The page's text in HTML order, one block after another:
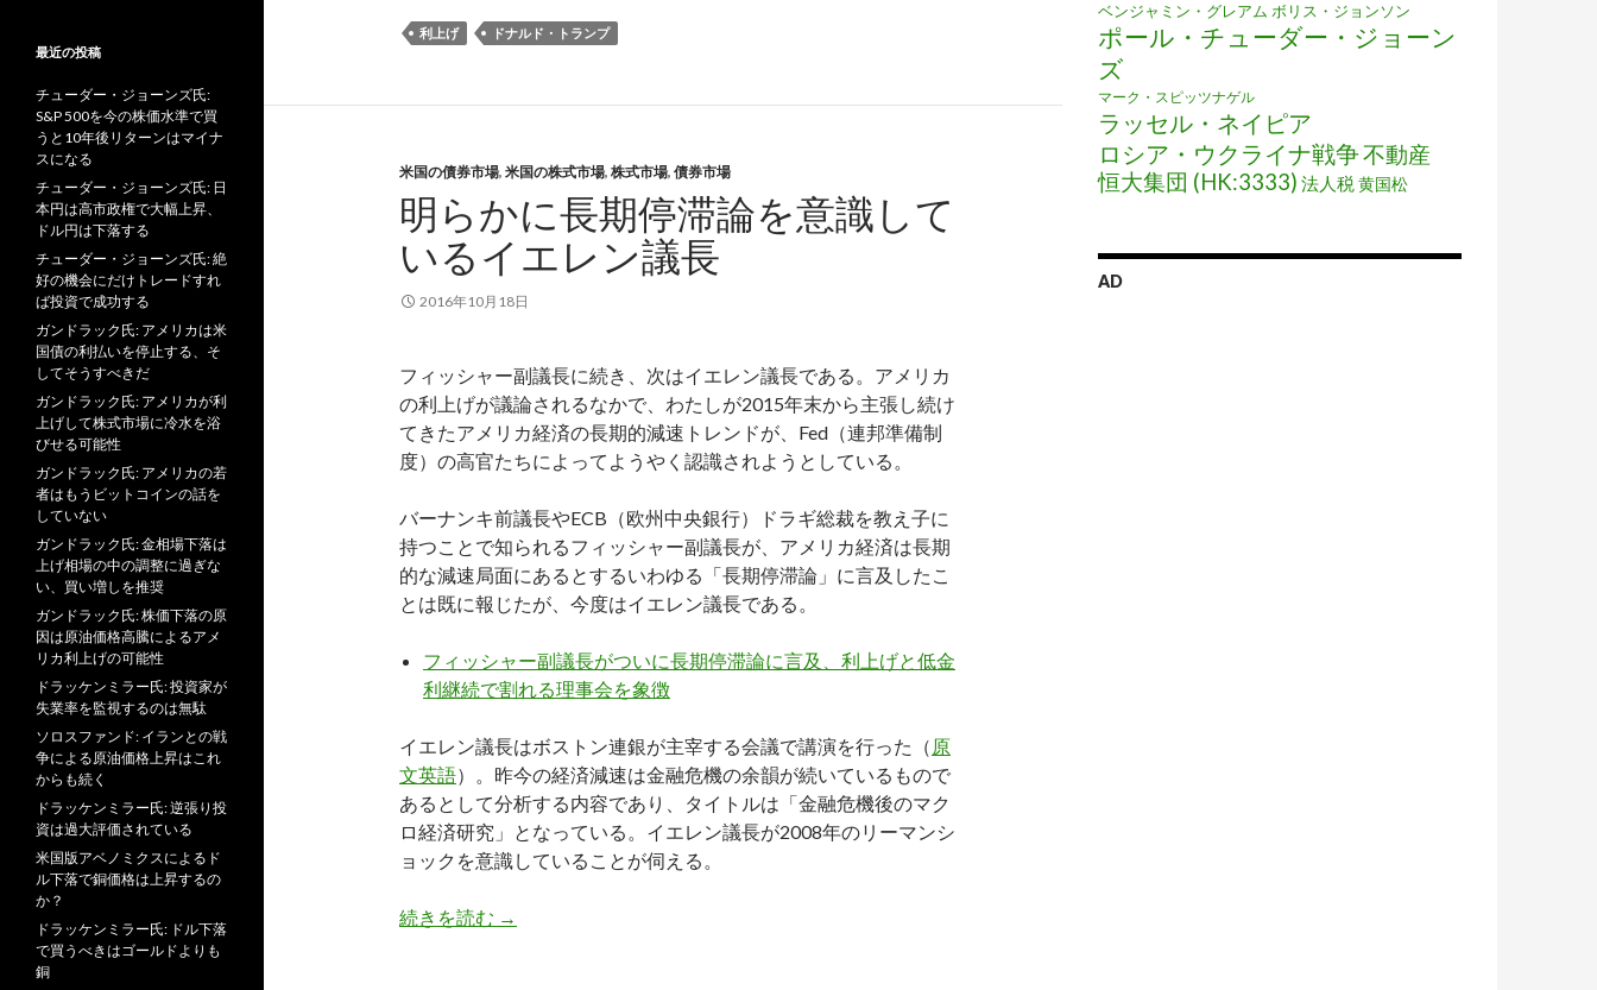
利上げ ドナルド・トランプ
米国の債券市場, 米国の株式市場, 株式市場, 債券市場
明らかに長期停滞論を意識して
いるイエレン議長
2016年10月18日
フィッシャー副議長に続き、次はイエレン議長である。アメリカ
の利上げが議論されるなかで、わたしが2015年末から主張し続け
てきたアメリカ経済の長期的減速トレンドが、Fed（連邦準備制
度）の高官たちによってようやく認識されようとしている。
バーナンキ前議長やECB（欧州中央銀行）ドラギ総裁を教え子に
持つことで知られるフィッシャー副議長が、アメリカ経済は長期
的な減速局面にあるとするいわゆる「長期停滞論」に言及したこ
とは既に報じたが、今度はイエレン議長である。
フィッシャー副議長がついに長期停滞論に言及、利上げと低金
利継続で割れる理事会を象徴
イエレン議長はボストン連銀が主宰する会議で講演を行った（ 原
文英語）。昨今の経済減速は金融危機の余韻が続いているもので
あるとして分析する内容であり、タイトルは「金融危機後のマク
ロ経済研究」となっている。イエレン議長が2008年のリーマンシ
ョックを意識していることが伺える。
続きを読む 明らかに長期停滞論を意識しているイエレン議長
→
ベンジャミン・グレアム ボリス・ジョンソン
ポール・チューダー・ジョーン
ズ
マーク・スピッツナゲル
ラッセル・ネイピア
ロシア・ウクライナ戦争不動産
恒大集団 (HK:3333) 法人税黄国松
AD
最近の投稿
チューダー・ジョーンズ氏:
S&P 500を今の株価水準で買
うと10年後リターンはマイナ
スになる
チューダー・ジョーンズ氏: 日
本円は高市政権で大幅上昇、
ドル円は下落する
チューダー・ジョーンズ氏: 絶
好の機会にだけトレードすれ
ば投資で成功する
ガンドラック氏: アメリカは米
国債の利払いを停止する、そ
してそうすべきだ
ガンドラック氏: アメリカが利
上げして株式市場に冷水を浴
びせる可能性
ガンドラック氏: アメリカの若
者はもうビットコインの話を
していない
ガンドラック氏: 金相場下落は
上げ相場の中の調整に過ぎな
い、買い増しを推奨
ガンドラック氏: 株価下落の原
因は原油価格高騰によるアメ
リカ利上げの可能性
ドラッケンミラー氏: 投資家が
失業率を監視するのは無駄
ソロスファンド: イランとの戦
争による原油価格上昇はこれ
からも続く
ドラッケンミラー氏: 逆張り投
資は過大評価されている
米国版アベノミクスによるド
ル下落で銅価格は上昇するの
か？
ドラッケンミラー氏: ドル下落
で買うべきはゴールドよりも
銅